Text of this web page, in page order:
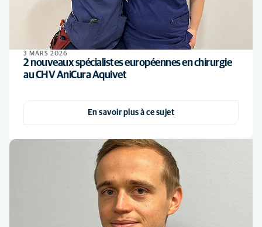
3 MARS 2026
2 nouveaux spécialistes européennes en chirurgie
au CHV AniCura Aquivet
En savoir plus à ce sujet